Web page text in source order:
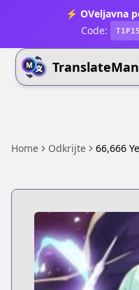
⚡ OVeljavna
Code:
Home Odkrijte 66,666